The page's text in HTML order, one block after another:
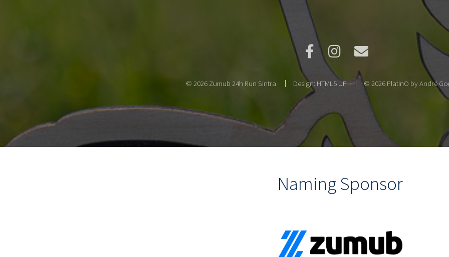
© 2026 Zumub 24h Run Sintra Design: HTML5 UP © 2026 PlatInO by André
Naming Sponsor